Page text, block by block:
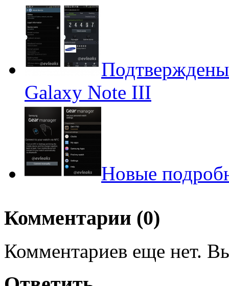
Подтверждены
Galaxy Note III
Новые
Комментарии (0)
Комментариев еще нет.